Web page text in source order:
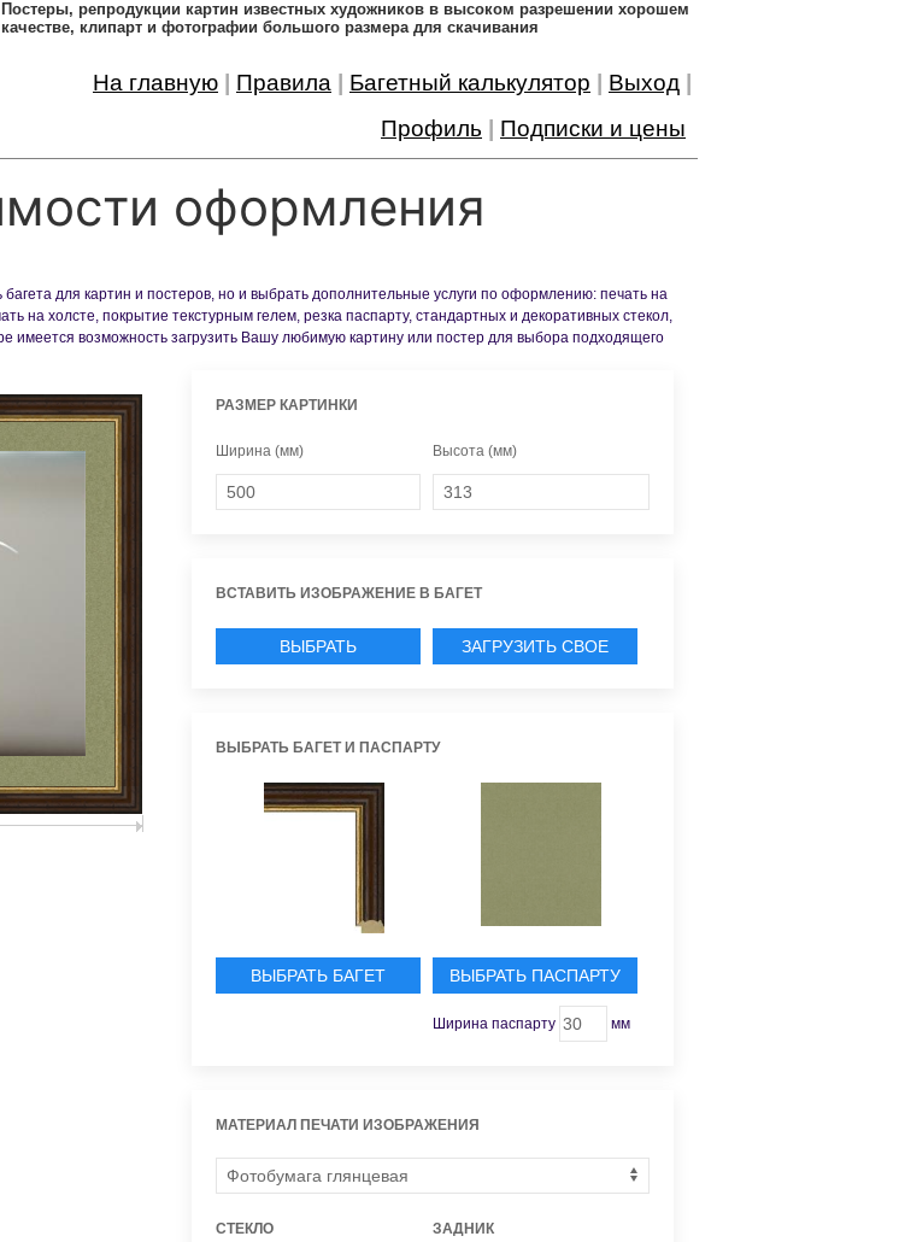
Постеры, pепродукции картин известных художников в высоком разрешении хорошем
качестве, клипарт и фотографии большого размера для скачивания
На главную Правила Багетный калькулятор Выход
Профиль
Подписки и цены
оформления
для картин и постеров, но и выбрать дополнительные услуги по оформлению: печать на
на холсте, покрытие текстурным гелем, резка паспарту, стандартных и декоративных стекол,
имеется возможность загрузить Вашу любимую картину или постер для выбора подходящего
РАЗМЕР КАРТИНКИ
Ширина (мм) Высота (мм)
ВСТАВИТЬ ИЗОБРАЖЕНИЕ В БАГЕТ
ВЫБРАТЬ
ЗАГРУЗИТЬ СВОЕ
ВЫБРАТЬ БАГЕТ И ПАСПАРТУ
ВЫБРАТЬ БАГЕТ ВЫБРАТЬ ПАСПАРТУ
Ширина паспарту мм
МАТЕРИАЛ ПЕЧАТИ ИЗОБРАЖЕНИЯ
СТЕКЛО ЗАДНИК